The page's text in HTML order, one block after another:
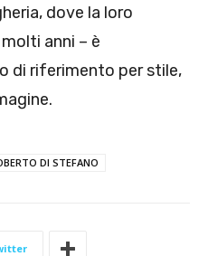
dove la loro
anni – è
di riferimento per stile,
DI STEFANO